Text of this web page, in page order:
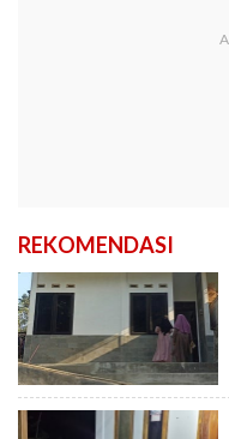
REKOMENDASI